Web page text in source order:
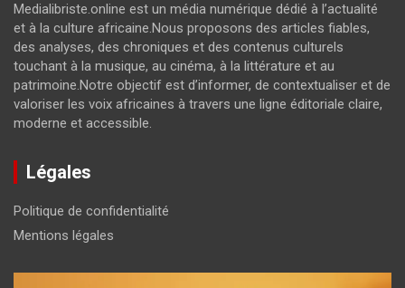
Medialibriste.online est un média numérique dédié à l’actualité
et à la culture africaine.Nous proposons des articles fiables,
des analyses, des chroniques et des contenus culturels
touchant à la musique, au cinéma, à la littérature et au
patrimoine.Notre objectif est d’informer, de contextualiser et de
valoriser les voix africaines à travers une ligne éditoriale claire,
moderne et accessible.
Légales
Politique de confidentialité
Mentions légales